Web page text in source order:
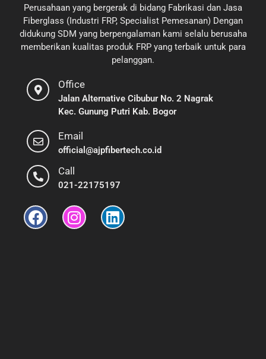
Perusahaan yang bergerak di bidang Fabrikasi dan Jasa
Fiberglass (Industri FRP, Specialist Pemesanan) Dengan
didukung SDM yang berpengalaman kami selalu berusaha
memberikan kualitas produk FRP yang terbaik untuk para
pelanggan.
Office
Jalan Alternative Cibubur No. 2 Nagrak
Kec. Gunung Putri Kab. Bogor
Email
official@ajpfibertech.co.id
Call
021-22175197